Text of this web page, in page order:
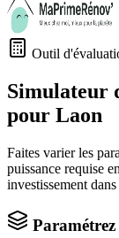
Outil
Simulateur
pour Laon
Faites varier les
puissance requise
investissement